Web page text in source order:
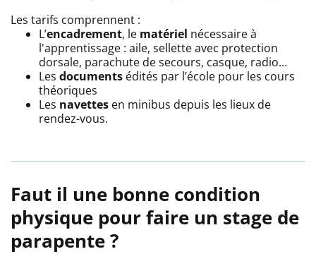
Les tarifs comprennent :
L’encadrement, le matériel nécessaire à
l'apprentissage : aile, sellette avec protection
dorsale, parachute de secours, casque, radio...
Les documents édités par l’école pour les cours
théoriques
Les navettes en minibus depuis les lieux de
rendez-vous.
Faut il une bonne condition
physique pour faire un stage de
parapente ?